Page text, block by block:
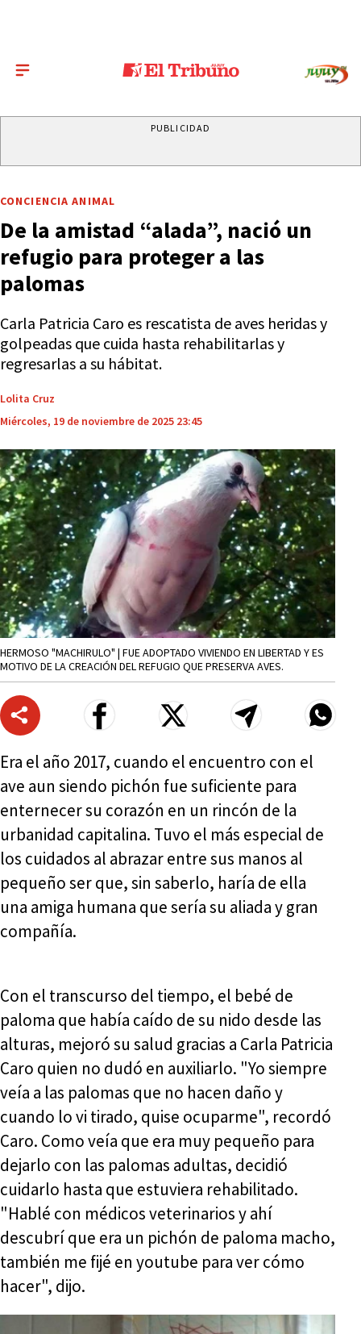
PUBLICIDAD
CONCIENCIA ANIMAL
De la amistad “alada”, nació un
refugio para proteger a las
palomas
Carla Patricia Caro es rescatista de aves heridas y
golpeadas que cuida hasta rehabilitarlas y
regresarlas a su hábitat.
Lolita Cruz
Miércoles, 19 de noviembre de 2025 23:45
HERMOSO "MACHIRULO" | FUE ADOPTADO VIVIENDO EN LIBERTAD Y ES
MOTIVO DE LA CREACIÓN DEL REFUGIO QUE PRESERVA AVES.
Era el año 2017, cuando el encuentro con el
ave aun siendo pichón fue suficiente para
enternecer su corazón en un rincón de la
urbanidad capitalina. Tuvo el más especial de
los cuidados al abrazar entre sus manos al
pequeño ser que, sin saberlo, haría de ella
una amiga humana que sería su aliada y gran
compañía.
Con el transcurso del tiempo, el bebé de
paloma que había caído de su nido desde las
alturas, mejoró su salud gracias a Carla Patricia
Caro quien no dudó en auxiliarlo. "Yo siempre
veía a las palomas que no hacen daño y
cuando lo vi tirado, quise ocuparme", recordó
Caro. Como veía que era muy pequeño para
dejarlo con las palomas adultas, decidió
cuidarlo hasta que estuviera rehabilitado.
"Hablé con médicos veterinarios y ahí
descubrí que era un pichón de paloma macho,
también me fijé en youtube para ver cómo
hacer", dijo.